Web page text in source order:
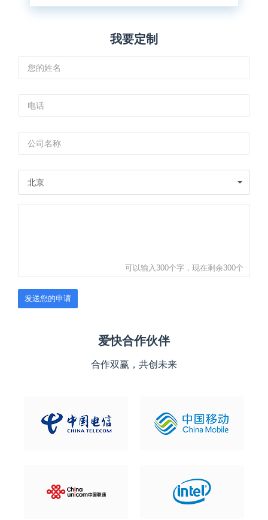
我要定制
北京
可以输入300个字，现在剩余300个
发送您的申请
爱快合作伙伴
合作双赢，共创未来